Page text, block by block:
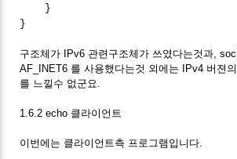
}
}
구조체가 IPv6 관련구조체가 쓰였다는것과,
AF_INET6 를 사용했다는것 외에는 IPv4 버젼
를 느낄수 없군요.
1.6.2 echo 클라이언트
이번에는 클라이언트측 프로그램입니다.